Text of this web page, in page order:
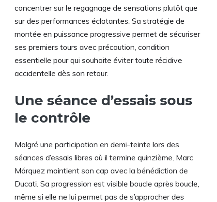
concentrer sur le regagnage de sensations plutôt que
sur des performances éclatantes. Sa stratégie de
montée en puissance progressive permet de sécuriser
ses premiers tours avec précaution, condition
essentielle pour qui souhaite éviter toute récidive
accidentelle dès son retour.
Une séance d’essais sous
le contrôle
Malgré une participation en demi-teinte lors des
séances d’essais libres où il termine quinzième, Marc
Márquez maintient son cap avec la bénédiction de
Ducati. Sa progression est visible boucle après boucle,
même si elle ne lui permet pas de s’approcher des